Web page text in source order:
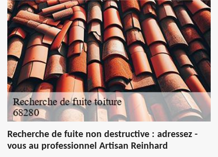
Recherche de fuite non destructive : adressez -
vous au professionnel Artisan Reinhard